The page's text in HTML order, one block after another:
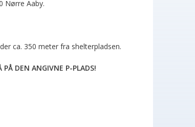
Nørre Aaby.
ca. 350 meter fra shelterpladsen.
DEN ANGIVNE P-PLADS!